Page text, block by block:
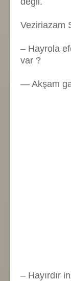
Veziriazam
– Hayrola
var ?
— Akşam
– Hayırdır